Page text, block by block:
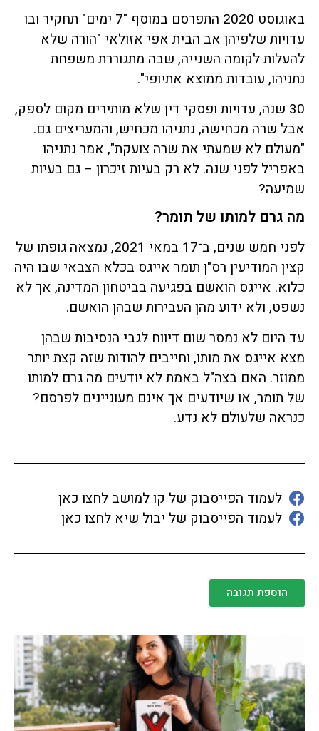
באוגוסט 2020 התפרסם במוסף "7 ימים" תחקיר ובו
עדויות שלפיהן אב הבית אפי אזולאי "הורה שלא
להעלות לקומה השנייה, שבה מתגוררת משפחת
נתניהו, עובדות ממוצא אתיופי".
30 שנה, עדויות ופסקי דין שלא מותירים מקום לספק,
אבל שרה מכחישה, נתניהו מכחיש, והמעריצים גם.
"מעולם לא שמעתי את שרה צועקת", אמר נתניהו
באפריל לפני שנה. לא רק בעיות זיכרון – גם בעיות
שמיעה?
מה גרם למותו של תומר?
לפני חמש שנים, ב־17 במאי 2021, נמצאה גופתו של
קצין המודיעין רס"ן תומר אייגס בכלא הצבאי שבו היה
כלוא. אייגס הואשם בפגיעה בביטחון המדינה, אך לא
נשפט, ולא ידוע מהן העבירות שבהן הואשם.
עד היום לא נמסר שום דיווח לגבי הנסיבות שבהן
מצא אייגס את מותו, וחייבים להודות שזה קצת יותר
ממוזר. האם בצה"ל באמת לא יודעים מה גרם למותו
של תומר, או שיודעים אך אינם מעוניינים לפרסם?
כנראה שלעולם לא נדע.
לעמוד הפייסבוק של קו למושב לחצו כאן
לעמוד הפייסבוק של יבול שיא לחצו כאן
הוספת תגובה